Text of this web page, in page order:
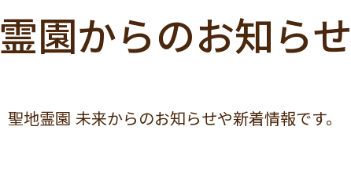
霊園からのお知らせ
聖地霊園 未来からのお知らせや新着情報です。